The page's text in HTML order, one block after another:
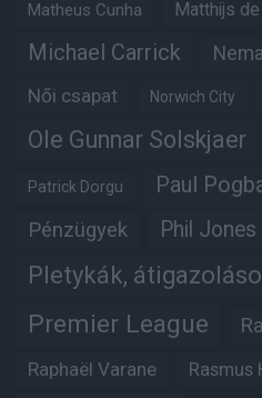
Matheus Cunha Matthijs
Michael Carrick
Női csapat Norwich City
Ole Gunnar Solskjaer
Patrick Dorgu Paul
Pénzügyek Phil Jones
Pletykák,
Premier League
Raphaël Varane Rasmus